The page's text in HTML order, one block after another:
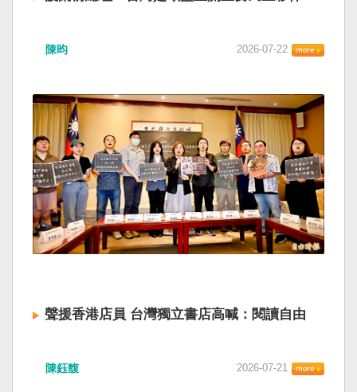
陳昀 2026-07-22
聲援香港店員 台灣獨立書店高喊：閱讀自由
陳鈺馥 2026-07-21